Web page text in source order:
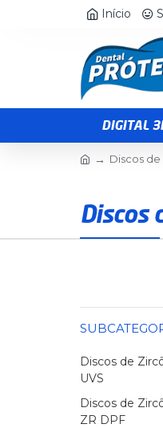
Início
DIGITAL
Discos
Discos
Discos de
UVS
Discos de
ZR DPF